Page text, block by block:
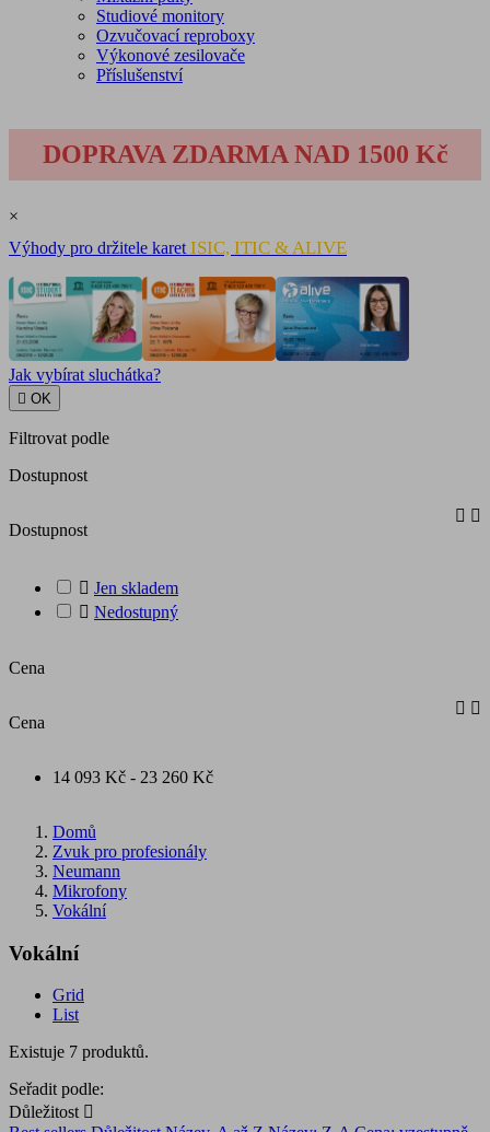
Studiové monitory
Ozvučovací reproboxy
Výkonové zesilovače
Příslušenství
DOPRAVA ZDARMA NAD 1500 Kč
×
Výhody pro držitele karet ISIC, ITIC & ALIVE
Jak vybírat sluchátka?
 OK
Filtrovat podle
Dostupnost
Dostupnost
 
 Jen skladem
 Nedostupný
Cena
Cena
 
14 093 Kč - 23 260 Kč
Domů
Zvuk pro profesionály
Neumann
Mikrofony
Vokální
Vokální
Grid
List
Existuje 7 produktů.
Seřadit podle:
Důležitost 